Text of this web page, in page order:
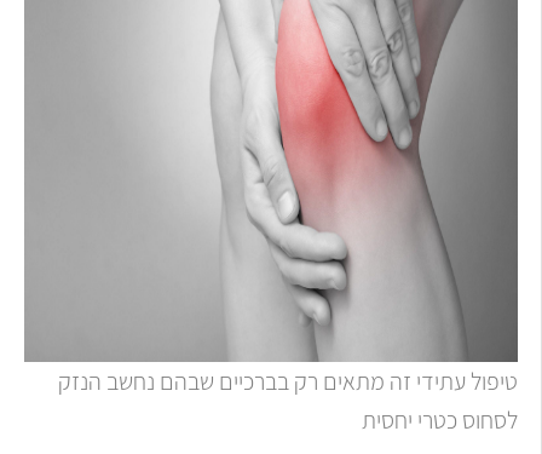
טיפול עתידי זה מתאים רק בברכיים שבהם נחשב הנזק
לסחוס כטרי יחסית